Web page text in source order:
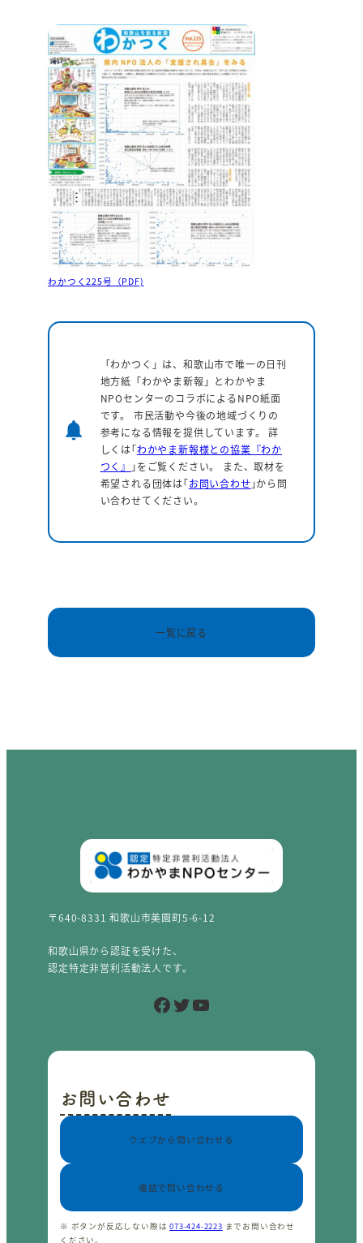
わかつく225号（PDF)
notifications
「わかつく」は、和歌山市で唯一の日刊
地方紙「わかやま新報」とわかやま
NPOセンターのコラボによるNPO紙面
です。 市民活動や今後の地域づくりの
参考になる情報を提供しています。詳
しくは｢わかやま新報様との協業『わか
つく』
｣をご覧ください。 また、取材を
希望される団体は｢お問い合わせ ｣から問
い合わせてください。
一覧に戻る
〒640-8331 和歌山市美園町5-6-12
和歌山県から認証を受けた、
認定特定非営利活動法人です。
Facebook Twitter YouTube
お問い合わせ
ウェブから問い合わせる
電話で問い合わせる
※ ボタンが反応しない際は073-424-2223 までお問い合わせ
ください。